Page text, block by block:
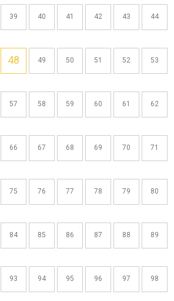
39 40 41 42 43 44
48 49 50 51 52 53
57 58 59 60 61 62
66 67 68 69 70 71
75 76 77 78 79 80
84 85 86 87 88 89
93 94 95 96 97 98